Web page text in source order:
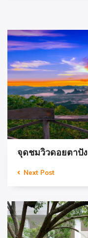
จุดชมวิวดอยตาปัง
Next Post